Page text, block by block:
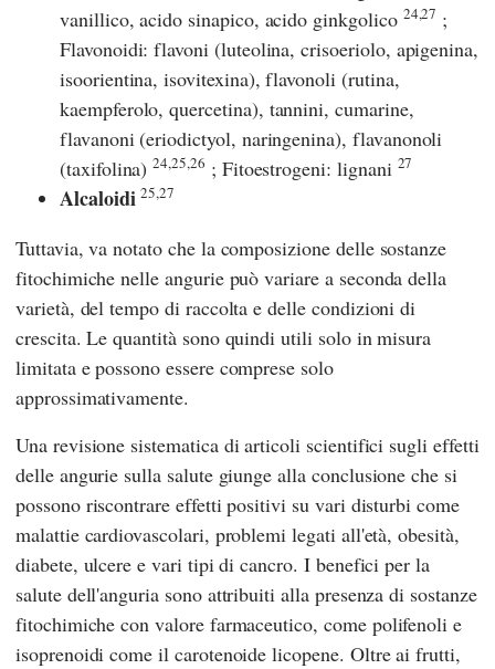
vanillico, acido sinapico, acido ginkgolico 24,27 ;
Flavonoidi: flavoni (luteolina, crisoeriolo, apigenina,
isoorientina, isovitexina), flavonoli (rutina,
kaempferolo, quercetina), tannini, cumarine,
flavanoni (eriodictyol, naringenina), flavanonoli
(taxifolina)24,25,26 ; Fitoestrogeni: lignani 27
Alcaloidi 25,27
Tuttavia, va notato che la composizione delle sostanze
fitochimiche nelle angurie può variare a seconda della
varietà, del tempo di raccolta e delle condizioni di
crescita. Le quantità sono quindi utili solo in misura
limitata e possono essere comprese solo
approssimativamente.
Una revisione sistematica di articoli scientifici sugli effetti
delle angurie sulla salute giunge alla conclusione che si
possono riscontrare effetti positivi su vari disturbi come
malattie cardiovascolari, problemi legati all'età, obesità,
diabete, ulcere e vari tipi di cancro. I benefici per la
salute dell'anguria sono attribuiti alla presenza di sostanze
fitochimiche con valore farmaceutico, come polifenoli e
isoprenoidi come il carotenoide licopene. Oltre ai frutti,